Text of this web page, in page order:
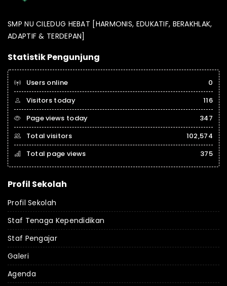
SMP NU CILEDUG HEBAT [HARMONIS, EDUKATIF, BERAKHLAK,
ADAPTIF & TERDEPAN]
Statistik Pengunjung
Users online
0
Visitors today
116
Page views today
347
Total visitors
102,574
Total page views
375
Profil Sekolah
Profil Sekolah
Staf Tenaga Kependidikan
Staf Pengajar
Galeri
Agenda